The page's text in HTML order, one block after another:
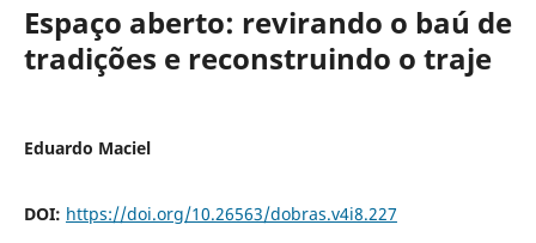
Espaço aberto: revirando o baú de
tradições e reconstruindo o traje
Eduardo Maciel
DOI: https://doi.org/10.26563/dobras.v4i8.227